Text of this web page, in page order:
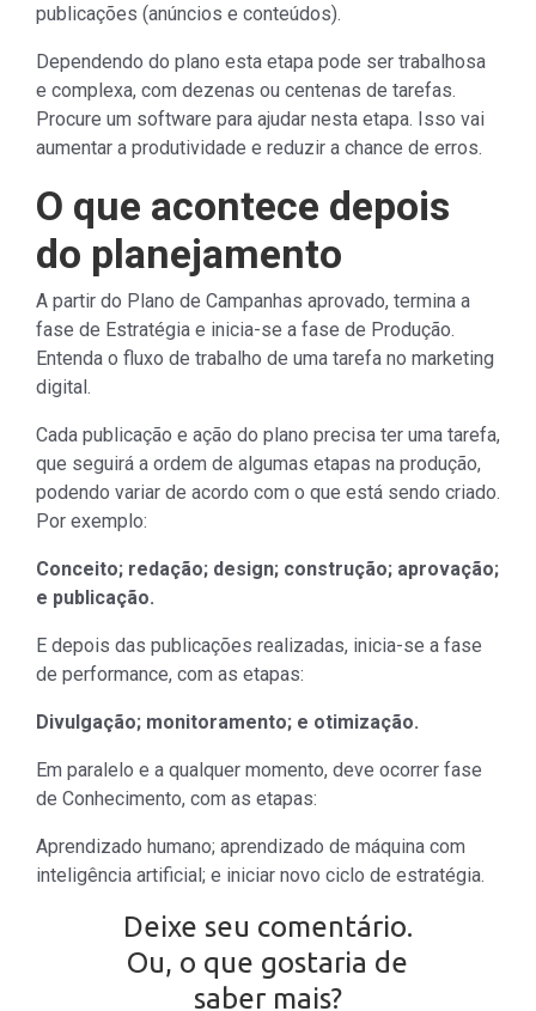
publicações (anúncios e conteúdos).
Dependendo do plano esta etapa pode ser trabalhosa
e complexa, com dezenas ou centenas de tarefas.
Procure um software para ajudar nesta etapa. Isso vai
aumentar a produtividade e reduzir a chance de erros.
O que acontece depois
do planejamento
A partir do Plano de Campanhas aprovado, termina a
fase de Estratégia e inicia-se a fase de Produção.
Entenda o fluxo de trabalho de uma tarefa no marketing
digital.
Cada publicação e ação do plano precisa ter uma tarefa,
que seguirá a ordem de algumas etapas na produção,
podendo variar de acordo com o que está sendo criado.
Por exemplo:
Conceito; redação; design; construção; aprovação;
e publicação.
E depois das publicações realizadas, inicia-se a fase
de performance, com as etapas:
Divulgação; monitoramento; e otimização.
Em paralelo e a qualquer momento, deve ocorrer fase
de Conhecimento, com as etapas:
Aprendizado humano; aprendizado de máquina com
inteligência artificial; e iniciar novo ciclo de estratégia.
Deixe seu comentário.
Ou, o que gostaria de
saber mais?